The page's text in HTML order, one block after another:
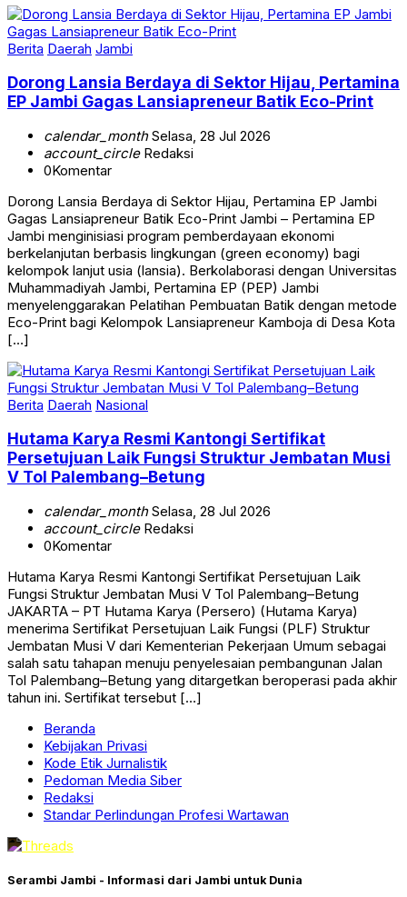
Berita Daerah Jambi
EP Jambi Gagas Lansiapreneur Batik Eco-Print
account_circleRedaksi
0Komentar
Gagas Lansiapreneur Batik Eco-Print Jambi – Pertamina EP
Jambi menginisiasi program pemberdayaan ekonomi
berkelanjutan berbasis lingkungan (green economy) bagi
kelompok lanjut usia (lansia). Berkolaborasi dengan Universitas
Muhammadiyah Jambi, Pertamina EP (PEP) Jambi
menyelenggarakan Pelatihan Pembuatan Batik dengan metode
Eco-Print bagi Kelompok Lansiapreneur Kamboja di Desa Kota
[…]
Berita Daerah Nasional
Persetujuan Laik Fungsi Struktur Jembatan Musi
V Tol Palembang–Betung
account_circleRedaksi
0Komentar
Fungsi Struktur Jembatan Musi V Tol Palembang–Betung
JAKARTA – PT Hutama Karya (Persero) (Hutama Karya)
menerima Sertifikat Persetujuan Laik Fungsi (PLF) Struktur
Jembatan Musi V dari Kementerian Pekerjaan Umum sebagai
salah satu tahapan menuju penyelesaian pembangunan Jalan
Tol Palembang–Betung yang ditargetkan beroperasi pada akhir
tahun ini. Sertifikat tersebut […]
Kebijakan Privasi
Kode Etik Jurnalistik
Pedoman Media Siber
Redaksi
Standar Perlindungan Profesi Wartawan